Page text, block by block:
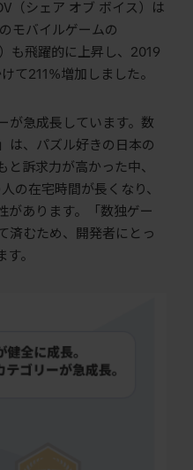
（シェア オブ ボイス）は
モバイルゲームの
も飛躍的に上昇し、2019
て211%増加しました。
が急成長しています。数
は、パズル好きの日本の
と訴求力が高かった中、
の在宅時間が長くなり、
があります。「数独ゲー
済むため、開発者にとっ
。